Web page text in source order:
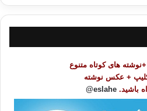
های کوتاه متنوع
+ عکس نوشته
باشید. eslahe@